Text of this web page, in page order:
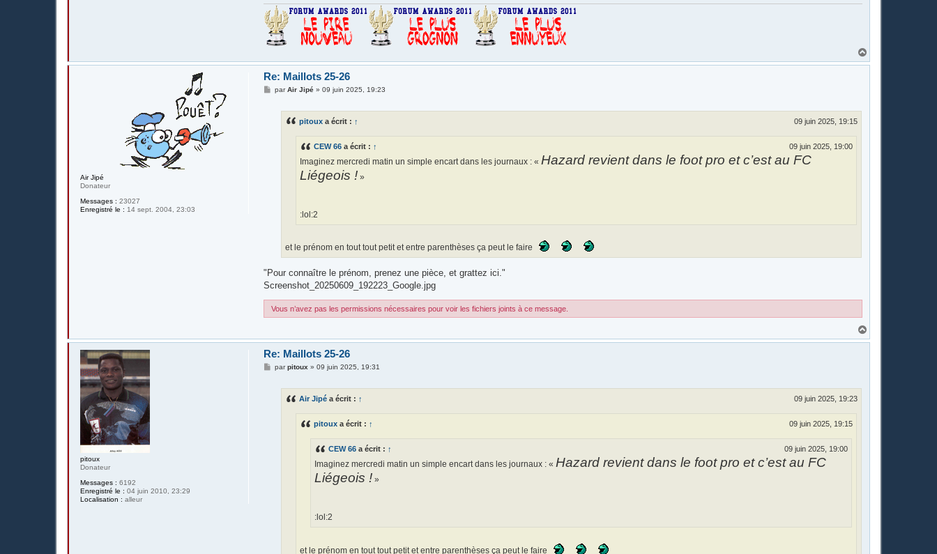
a
Air Jipé
Donateur
Messages : 23027
Enregistré le : 14 sept. 2004, 23:03
Re: Maillots 25-26
MparAir Jipé »09 juin 2025, 19:23
pitoux a écrit : ↑ 09 juin 2025, 19:15
CEW 66 a écrit : ↑ 09 juin 2025, 19:00
Imaginez mercredi matin un simple encart dans les journaux : «Hazard revient dans le foot pro et c’est au FC
Liégeois ! »
:lol:2
et le prénom en tout tout petit et entre parenthèses ça peut le faire
"Pour connaître le prénom, prenez une pièce, et grattez ici."
Screenshot_20250609_192223_Google.jpg
Vous n’avez pas les permissions nécessaires pour voir les fichiers joints à ce message.
a
pitoux
Donateur
Messages : 6192
Enregistré le : 04 juin 2010, 23:29
Localisation : alleur
Re: Maillots 25-26
Mparpitoux »09 juin 2025, 19:31
Air Jipé a écrit : ↑ 09 juin 2025, 19:23
pitoux a écrit : ↑ 09 juin 2025, 19:15
CEW 66 a écrit : ↑ 09 juin 2025, 19:00
Imaginez mercredi matin un simple encart dans les journaux : «Hazard revient dans le foot pro et c’est au FC
Liégeois ! »
:lol:2
et le prénom en tout tout petit et entre parenthèses ça peut le faire